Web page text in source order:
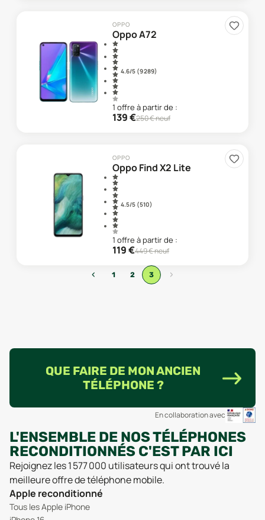
OPPO
Oppo A72
4.6/5 (9 289)
1 offre à partir de :
139€250€ neuf
OPPO
Oppo Find X2 Lite
4.5/5 (510)
1 offre à partir de :
119€449€ neuf
‹ 1 2 3 ›
QUE FAIRE DE MON ANCIEN
TÉLÉPHONE ?
En collaboration avec
L'ENSEMBLE DE NOS TÉLÉPHONES
RECONDITIONNÉS C'EST PAR ICI
Rejoignez les 1 577 000 utilisateurs qui ont trouvé la
meilleure offre de téléphone mobile.
Apple reconditionné
Tous les Apple iPhone